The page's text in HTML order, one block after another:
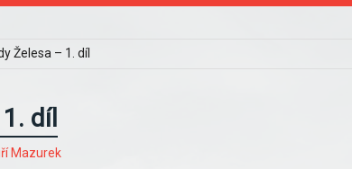
Želesa – 1. díl
díl
Mazurek